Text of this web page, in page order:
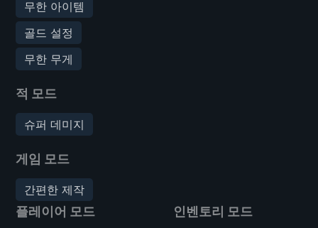
무한 아이템
골드 설정
무한 무게
적 모드
슈퍼 데미지
게임 모드
간편한 제작
플레이어 모드 인벤토리 모드